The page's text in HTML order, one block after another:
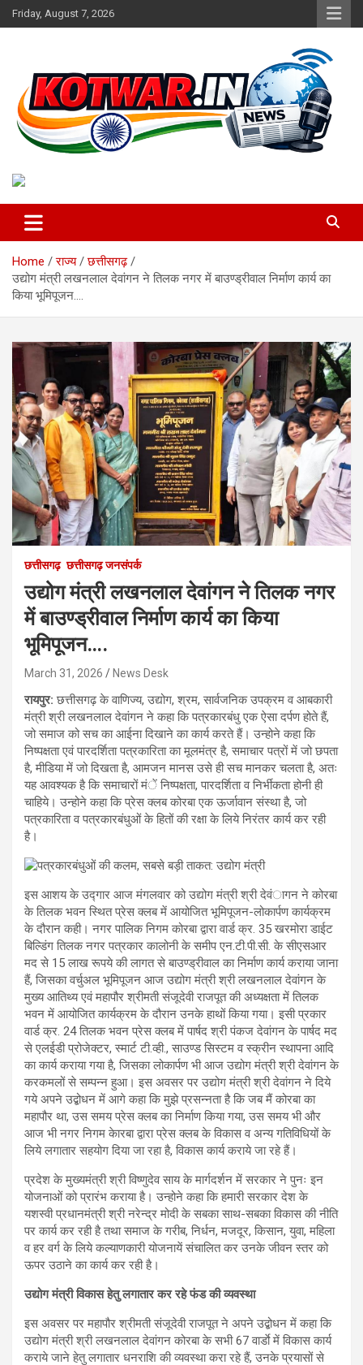
Skip
to
Friday, August 7, 2026
kotwar.in
Home राज्य
छत्तीसगढ़
उद्योग मंत्री लखनलाल देवांगन ने तिलक नगर में बाउण्ड्रीवाल निर्माण कार्य का
किया भूमिपूजन….
छत्तीसगढ़ छत्तीसगढ़ जनसंपर्क
उद्योग मंत्री लखनलाल देवांगन ने तिलक नगर
में बाउण्ड्रीवाल निर्माण कार्य का किया
भूमिपूजन….
March 31, 2026 News Desk
रायपुर:छत्तीसगढ़ के वाणिज्य, उद्योग, श्रम, सार्वजनिक उपक्रम व आबकारी
मंत्री श्री लखनलाल देवांगन ने कहा कि पत्रकारबंधु एक ऐसा दर्पण होते हैं,
जो समाज को सच का आईना दिखाने का कार्य करते हैं। उन्होने कहा कि
निष्पक्षता एवं पारदर्शिता पत्रकारिता का मूलमंत्र है, समाचार पत्रों में जो छपता
है, मीडिया में जो दिखता है, आमजन मानस उसे ही सच मानकर चलता है, अतः
यह आवश्यक है कि समाचारों मंें निष्पक्षता, पारदर्शिता व निर्भीकता होनी ही
चाहिये। उन्होने कहा कि प्रेस क्लब कोरबा एक ऊर्जावान संस्था है, जो
पत्रकारिता व पत्रकारबंधुओं के हितों की रक्षा के लिये निरंतर कार्य कर रही
है।
इस आशय के उद्गार आज मंगलवार को उद्योग मंत्री श्री देवंागन ने कोरबा
के तिलक भवन स्थित प्रेस क्लब में आयोजित भूमिपूजन-लोकार्पण कार्यक्रम
के दौरान कही। नगर पालिक निगम कोरबा द्वारा वार्ड क्र. 35 खरमोरा डाईट
बिल्डिंग तिलक नगर पत्रकार कालोनी के समीप एन.टी.पी.सी. के सीएसआर
मद से 15 लाख रूपये की लागत से बाउण्ड्रीवाल का निर्माण कार्य कराया जाना
हैं, जिसका वर्चुअल भूमिपूजन आज उद्योग मंत्री श्री लखनलाल देवांगन के
मुख्य आतिथ्य एवं महापौर श्रीमती संजूदेवी राजपूत की अध्यक्षता में तिलक
भवन में आयोजित कार्यक्रम के दौरान उनके हाथों किया गया। इसी प्रकार
वार्ड क्र. 24 तिलक भवन प्रेस क्लब में पार्षद श्री पंकज देवांगन के पार्षद मद
से एलईडी प्रोजेक्टर, स्मार्ट टी.व्ही., साउण्ड सिस्टम व स्क्रीन स्थापना आदि
का कार्य कराया गया है, जिसका लोकार्पण भी आज उद्योग मंत्री श्री देवांगन के
करकमलों से सम्पन्न हुआ। इस अवसर पर उद्योग मंत्री श्री देवांगन ने दिये
गये अपने उद्बोधन में आगे कहा कि मुझे प्रसन्नता है कि जब मैं कोरबा का
महापौर था, उस समय प्रेस क्लब का निर्माण किया गया, उस समय भी और
आज भी नगर निगम केारबा द्वारा प्रेस क्लब के विकास व अन्य गतिविधियों के
लिये लगातार सहयोग दिया जा रहा है, विकास कार्य कराये जा रहे हैं।
प्रदेश के मुख्यमंत्री श्री विष्णुदेव साय के मार्गदर्शन में सरकार ने पुनः इन
योजनाओं को प्रारंभ कराया है। उन्होने कहा कि हमारी सरकार देश के
यशस्वी प्रधानमंत्री श्री नरेन्द्र मोदी के सबका साथ-सबका विकास की नीति
पर कार्य कर रही है तथा समाज के गरीब, निर्धन, मजदूर, किसान, युवा, महिला
व हर वर्ग के लिये कल्याणकारी योजनायें संचालित कर उनके जीवन स्तर को
ऊपर उठाने का कार्य कर रही है।
उद्योग मंत्री विकास हेतु लगातार कर रहे फंड की व्यवस्था
इस अवसर पर महापौर श्रीमती संजूदेवी राजपूत ने अपने उद्बोधन में कहा कि
उद्योग मंत्री श्री लखनलाल देवांगन कोरबा के सभी 67 वार्डाे में विकास कार्य
कराये जाने हेतु लगातार धनराशि की व्यवस्था करा रहे हैं, उनके प्रयासों से